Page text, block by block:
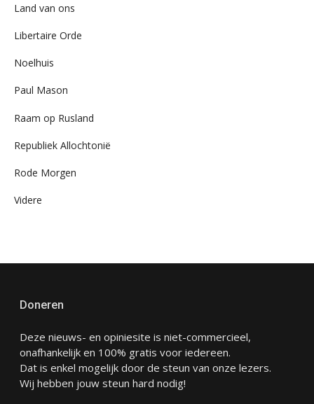
Land van ons
Libertaire Orde
Noelhuis
Paul Mason
Raam op Rusland
Republiek Allochtonië
Rode Morgen
Videre
Doneren
Deze nieuws- en opiniesite is niet-commercieel,
onafhankelijk en 100% gratis voor iedereen.
Dat is enkel mogelijk door de steun van onze lezers.
Wij hebben jouw steun hard nodig!